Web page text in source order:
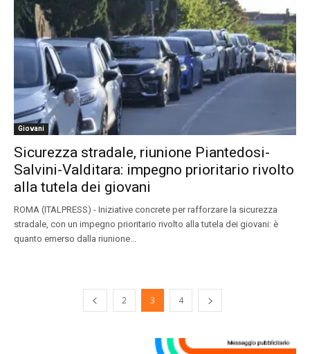
Giovani
Sicurezza stradale, riunione Piantedosi-
Salvini-Valditara: impegno prioritario rivolto
alla tutela dei giovani
ROMA (ITALPRESS) - Iniziative concrete per rafforzare la sicurezza
stradale, con un impegno prioritario rivolto alla tutela dei giovani: è
quanto emerso dalla riunione...
2 3 4